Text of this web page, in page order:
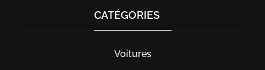
CATÉGORIES
Voitures